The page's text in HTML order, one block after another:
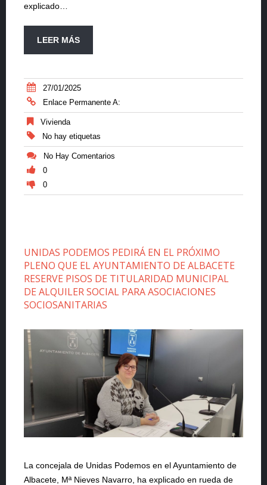
explicado…
LEER MÁS
27/01/2025
Enlace Permanente A:
Vivienda
No hay etiquetas
No Hay Comentarios
0
0
UNIDAS PODEMOS PEDIRÁ EN EL PRÓXIMO
PLENO QUE EL AYUNTAMIENTO DE ALBACETE
RESERVE PISOS DE TITULARIDAD MUNICIPAL
DE ALQUILER SOCIAL PARA ASOCIACIONES
SOCIOSANITARIAS
La concejala de Unidas Podemos en el Ayuntamiento de
Albacete, Mª Nieves Navarro, ha explicado en rueda de